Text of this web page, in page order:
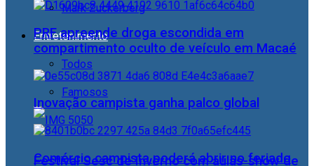
Mark Zuckerberg
Entretenimento
Todos
Famosos
Festival Sesc de Inverno com aulas-show de
PRF apreende droga escondida em
compartimento oculto de veículo em Macaé
Inovação campista ganha palco global
Comércio campista poderá abrir no feriado